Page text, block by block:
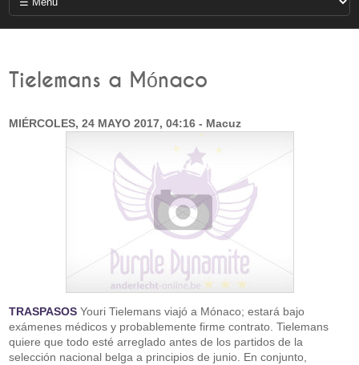
Tielemans a Mónaco
MIÉRCOLES, 24 MAYO 2017, 04:16 - Macuz
TRASPASOS Youri Tielemans viajó a Mónaco; estará bajo
exámenes médicos y probablemente firme contrato. Tielemans
quiere que todo esté arreglado antes de los partidos de la
selección nacional belga a principios de junio. En conjunto,